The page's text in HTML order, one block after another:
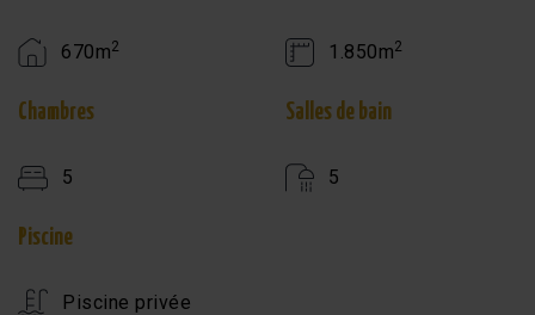
670m2 1.850m2
Chambres
5
Salles de bain
5
Piscine
Piscine privée